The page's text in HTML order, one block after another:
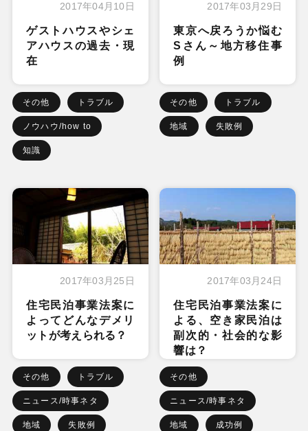
2017年04月10日
ゲストハウスやシェ
アハウスの過去・現
在
その他 トラブル
ノウハウ/how to
知識
2017年03月29日
東京へ戻ろうか悩む
Sさん～地方移住事
例
その他 トラブル
地域 失敗例
2017年03月25日
住宅民泊事業法案に
よってどんなデメリ
ットが考えられる？
その他 トラブル
ニュース/時事ネタ
地域 失敗例
2017年03月24日
住宅民泊事業法案に
よる、空き家民泊は
副次的・社会的な影
響は？
その他
ニュース/時事ネタ
地域 成功例